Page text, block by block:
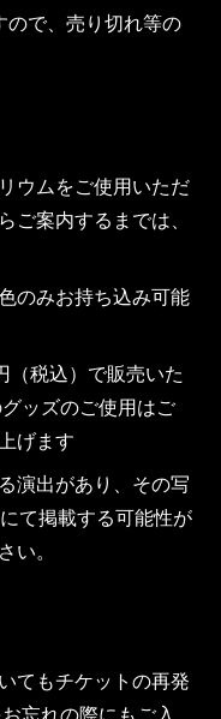
で、売り切れ等の
ウムをご使用いただ
ご案内するまでは、
のみお持ち込み可能
（税込）で販売いた
ッズのご使用はご
げます
演出があり、その写
て掲載する可能性が
い。
てもチケットの再発